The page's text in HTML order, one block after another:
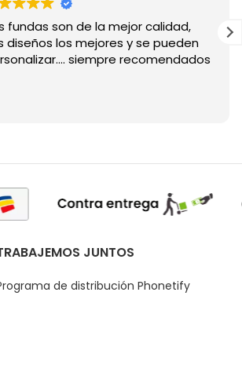
fundas son de la mejor calidad,
diseños los mejores y se pueden
siempre recomendados
JUNTOS
de distribución Phonetify